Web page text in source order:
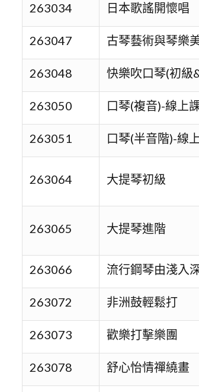
263034 日本歌謠開懷唱
263047 古琴藝術與琴樂
263048 快樂吹口琴(初級
263050 口琴(複音)-線上
263051 口琴(半音階)-線
263064 大提琴初級
263065 大提琴進階
263066 流行鋼琴由淺入
263072 非洲鼓輕鬆打
263073 歡樂打擊樂團
263078 舒心怡情禪繞畫